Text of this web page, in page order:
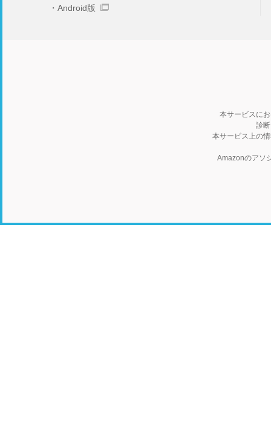
Android版
本サービスに
診
本サービス上の
Amazonのアソ